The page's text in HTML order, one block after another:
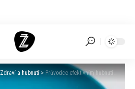
Zdraví a hubnutí > Průvodce efektivním hubnutím bez jojo efektu